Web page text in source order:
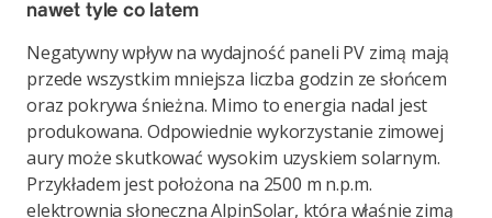
nawet tyle co latem
Negatywny wpływ na wydajność paneli PV zimą mają
przede wszystkim mniejsza liczba godzin ze słońcem
oraz pokrywa śnieżna. Mimo to energia nadal jest
produkowana. Odpowiednie wykorzystanie zimowej
aury może skutkować wysokim uzyskiem solarnym.
Przykładem jest położona na 2500 m n.p.m.
elektrownia słoneczna AlpinSolar, która właśnie zimą